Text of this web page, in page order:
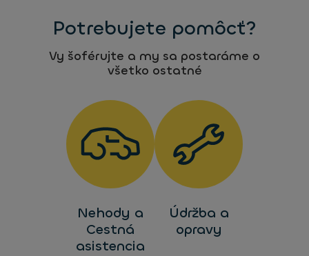
Potrebujete pomôcť?
Vy šoférujte a my sa postaráme o
všetko ostatné
Nehody a
Cestná
asistencia
Údržba a
opravy